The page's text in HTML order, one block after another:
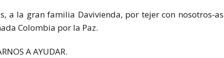
a la gran familia Davivienda, por tejer con nosotros-as
Colombia por la Paz.
A AYUDAR.